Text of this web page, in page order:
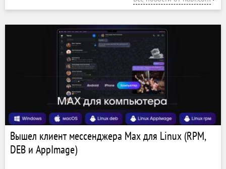
Вышел клиент мессенджера Max для Linux (RPM,
DEB и AppImage)